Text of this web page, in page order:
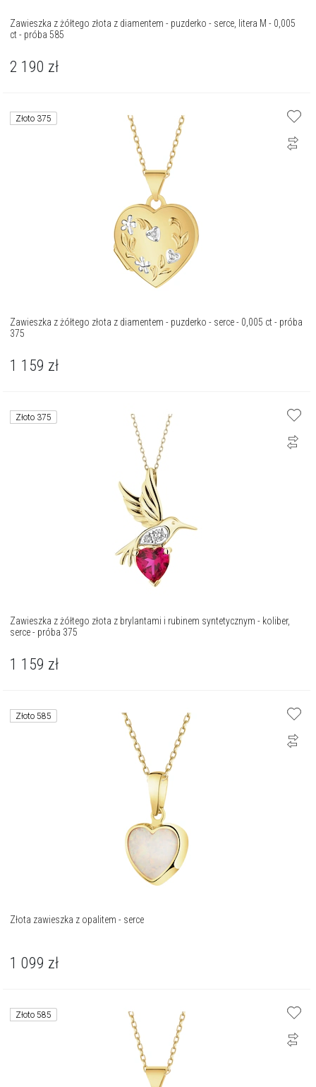
Zawieszka z żółtego złota z diamentem - puzderko - serce, litera M - 0,005
ct - próba 585
2 190 zł
Złoto 375
Zawieszka z żółtego złota z diamentem - puzderko - serce - 0,005 ct - próba
375
1 159 zł
Złoto 375
Zawieszka z żółtego złota z brylantami i rubinem syntetycznym - koliber,
serce - próba 375
1 159 zł
Złoto 585
Złota zawieszka z opalitem - serce
1 099 zł
Złoto 585